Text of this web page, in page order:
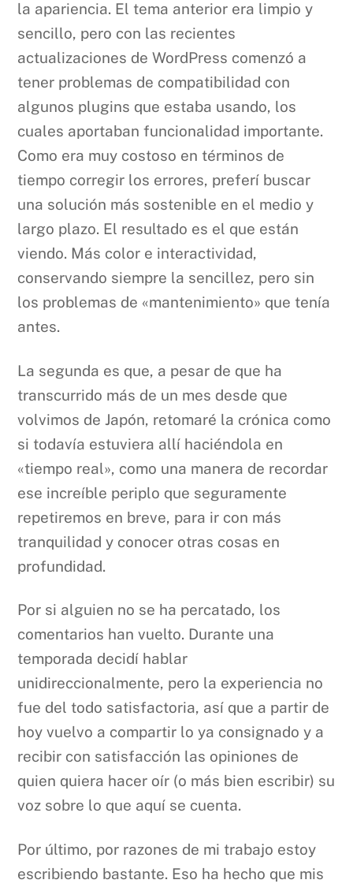
la apariencia. El tema anterior era limpio y
sencillo, pero con las recientes
actualizaciones de WordPress comenzó a
tener problemas de compatibilidad con
algunos plugins que estaba usando, los
cuales aportaban funcionalidad importante.
Como era muy costoso en términos de
tiempo corregir los errores, preferí buscar
una solución más sostenible en el medio y
largo plazo. El resultado es el que están
viendo. Más color e interactividad,
conservando siempre la sencillez, pero sin
los problemas de «mantenimiento» que tenía
antes.
La segunda es que, a pesar de que ha
transcurrido más de un mes desde que
volvimos de Japón, retomaré la crónica como
si todavía estuviera allí haciéndola en
«tiempo real», como una manera de recordar
ese increíble periplo que seguramente
repetiremos en breve, para ir con más
tranquilidad y conocer otras cosas en
profundidad.
Por si alguien no se ha percatado, los
comentarios han vuelto. Durante una
temporada decidí hablar
unidireccionalmente, pero la experiencia no
fue del todo satisfactoria, así que a partir de
hoy vuelvo a compartir lo ya consignado y a
recibir con satisfacción las opiniones de
quien quiera hacer oír (o más bien escribir) su
voz sobre lo que aquí se cuenta.
Por último, por razones de mi trabajo estoy
escribiendo bastante. Eso ha hecho que mis